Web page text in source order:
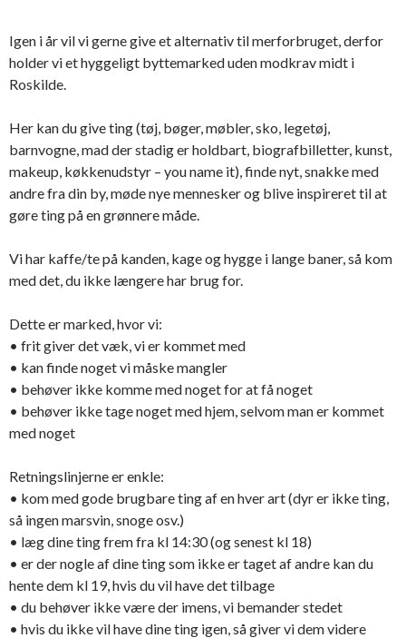
Igen i år vil vi gerne give et alternativ til merforbruget, derfor
holder vi et hyggeligt byttemarked uden modkrav midt i
Roskilde.
Her kan du give ting (tøj, bøger, møbler, sko, legetøj,
barnvogne, mad der stadig er holdbart, biografbilletter, kunst,
makeup, køkkenudstyr – you name it), finde nyt, snakke med
andre fra din by, møde nye mennesker og blive inspireret til at
gøre ting på en grønnere måde.
Vi har kaffe/te på kanden, kage og hygge i lange baner, så kom
med det, du ikke længere har brug for.
Dette er marked, hvor vi:
• frit giver det væk, vi er kommet med
• kan finde noget vi måske mangler
• behøver ikke komme med noget for at få noget
• behøver ikke tage noget med hjem, selvom man er kommet
med noget
Retningslinjerne er enkle:
• kom med gode brugbare ting af en hver art (dyr er ikke ting,
så ingen marsvin, snoge osv.)
• læg dine ting frem fra kl 14:30 (og senest kl 18)
• er der nogle af dine ting som ikke er taget af andre kan du
hente dem kl 19, hvis du vil have det tilbage
• du behøver ikke være der imens, vi bemander stedet
• hvis du ikke vil have dine ting igen, så giver vi dem videre